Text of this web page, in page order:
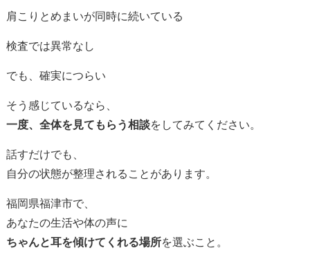
肩こりとめまいが同時に続いている
検査では異常なし
でも、確実につらい
そう感じているなら、
一度、全体を見てもらう相談をしてみてください。
話すだけでも、
自分の状態が整理されることがあります。
福岡県福津市で、
あなたの生活や体の声に
ちゃんと耳を傾けてくれる場所を選ぶこと。